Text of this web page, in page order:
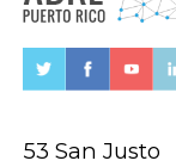
53 San Justo